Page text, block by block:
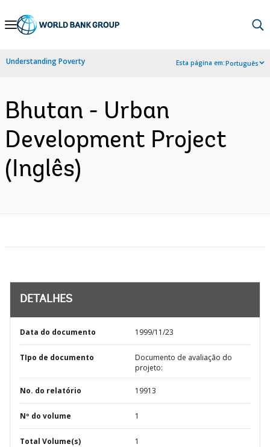
Skip
Navigation
Understanding Poverty Esta página em:Português
Bhutan - Urban
Development Project
(Inglês)
DETALHES
Data do documento 1999/11/23
TIpo de documento
Documento de avaliação do
projeto:
No. do relatório 19913
Nº do volume 1
Total Volume(s) 1